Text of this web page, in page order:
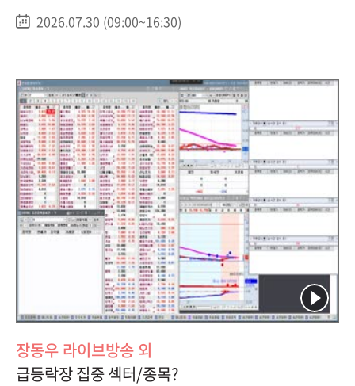
2026.07.30 (09:00~16:30)
장동우 라이브방송 외
급등락장 집중 섹터/종목?